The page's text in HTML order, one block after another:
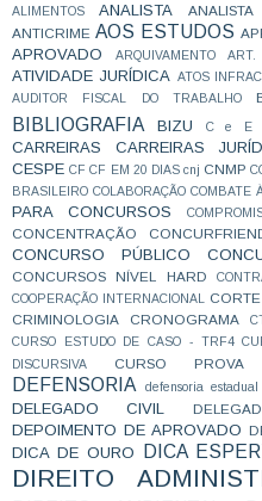
ALIMENTOS ANALISTA
ANTICRIME AOS ESTUDOS
APROVADO ARQUIVAMENTO
ATIVIDADE JURÍDICA ATOS
AUDITOR FISCAL DO TRABALHO
BIBLIOGRAFIA BIZU C e E
CARREIRAS CARREIRAS
CESPE CF CF EM 20 DIAS cnj CNMP
BRASILEIRO COLABORAÇÃO COMBATE
PARA CONCURSOS
CONCENTRAÇÃO
CONCURSO PÚBLICO
CONCURSOS NÍVEL HARD
COOPERAÇÃO INTERNACIONAL
CRIMINOLOGIA CRONOGRAMA
CURSO ESTUDO DE CASO - TRF4
DISCURSIVA
CURSO PROVA
DEFENSORIA
defensoria estadual
DELEGADO CIVIL
DEPOIMENTO DE APROVADO
DICA DE OURO DICA
DIREITO